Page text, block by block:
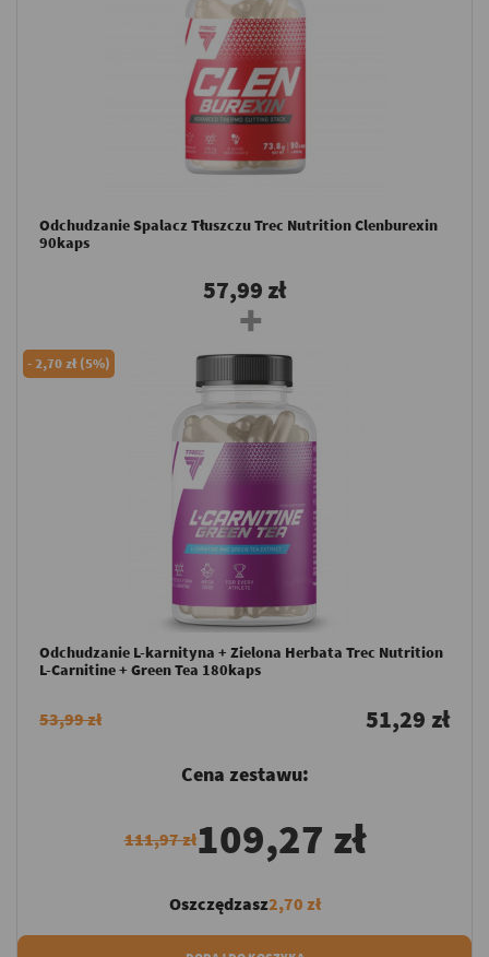
Odchudzanie Spalacz Tłuszczu Trec Nutrition Clenburexin
90kaps
57,99 zł
-2,70 zł (5%)
Odchudzanie L-karnityna + Zielona Herbata Trec Nutrition
L-Carnitine + Green Tea 180kaps
53,99 zł 51,29 zł
Cena zestawu:
111,97 zł109,27 zł
Oszczędzasz2,70 zł